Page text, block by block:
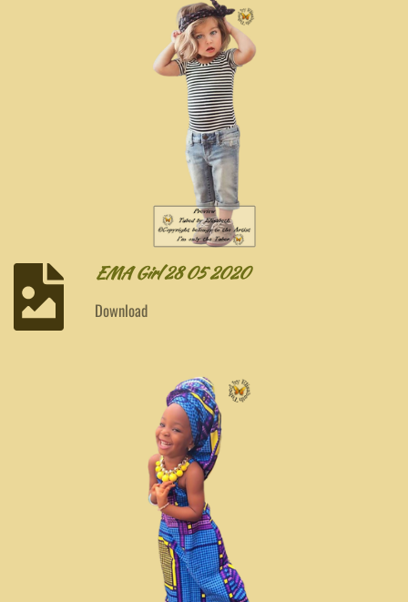
EMA Girl 28 05 2020
Download